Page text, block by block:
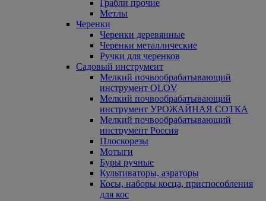
Грабли прочие
Метлы
Черенки
Черенки деревянные
Черенки металлические
Ручки для черенков
Садовый инструмент
Мелкий почвообрабатывающий
инструмент OLOV
Мелкий почвообрабатывающий
инструмент УРОЖАЙНАЯ СОТКА
Мелкий почвообрабатывающий
инструмент Россия
Плоскорезы
Мотыги
Буры ручные
Культиваторы, аэраторы
Косы, наборы косца, приспособления
для кос